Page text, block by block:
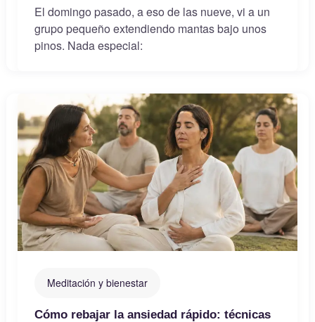
El domingo pasado, a eso de las nueve, vi a un
grupo pequeño extendiendo mantas bajo unos
pinos. Nada especial:
Meditación y bienestar
Cómo rebajar la ansiedad rápido: técnicas